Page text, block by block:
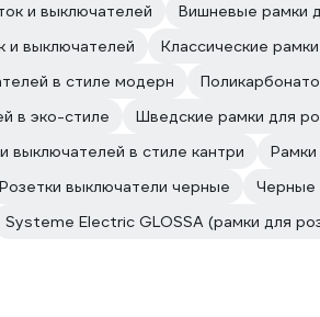
и выключателей
Вишневые рамки
и выключателей
Классические
в стиле модерн
в эко-стиле
Шведские рамки для
выключателей в стиле кантри
Розетки выключатели черные
Черные
Systeme Electric GLOSSA (рамки для